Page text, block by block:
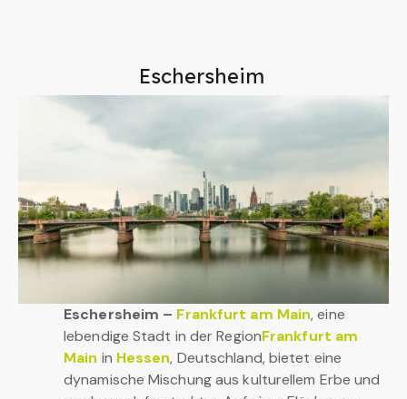
Eschersheim
Eschersheim – Frankfurt am Main, eine
lebendige Stadt in der RegionFrankfurt am
Main in Hessen, Deutschland, bietet eine
dynamische Mischung aus kulturellem Erbe und